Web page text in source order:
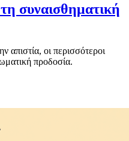
συναισθηματική
απιστία, οι περισσότεροι
προδοσία.